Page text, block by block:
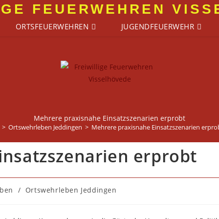
FEUERWEHREN
ORTSFEUERWEHREN JUGENDFEUERWEHR
Mehrere praxisnahe Einsatzszenarien erprobt
> Ortswehrleben Jeddingen > Mehrere praxisnahe Einsatzszenarien
erprobt
/ Ortswehrleben Jeddingen